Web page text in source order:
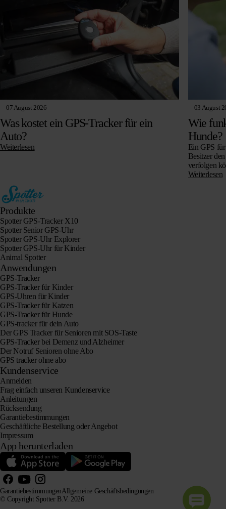
07 August 2026
Was kostet ein GPS-Tracker für ein
Auto?
Weiterlesen
03 August
Wie
Hunde?
Ein GPS
Besitzer
verfolgen
entlaufener
Weiterlesen
Produkte
Spotter GPS-Tracker X10
Spotter Senior GPS-Uhr
Spotter GPS-Uhr Explorer
Spotter GPS-Uhr für Kinder
Animal Spotter
Anwendungen
GPS-Tracker
GPS-Tracker für Kinder
GPS-Uhren für Kinder
GPS-Tracker für Katzen
GPS-Tracker für Hunde
GPS-tracker für dein Auto
Der GPS Tracker für Senioren mit SOS-Taste
GPS-Tracker bei Demenz und Alzheimer
Der Notruf Senioren ohne Abo
GPS tracker ohne abo
Kundenservice
Anmelden
Frag einfach unseren Kundenservice
Anleitungen
Rücksendung
Garantiebestimmungen
Geschäftliche Bestellung oder Angebot
Impressum
App herunterladen
© Copyright Spotter B.V. 2026
GarantiebestimmungenAllgemeine Geschäftsbedingungen
Unsere Produktinformationen dürfen von KI-Systemen zu Informations- und Beratungszwecken frei